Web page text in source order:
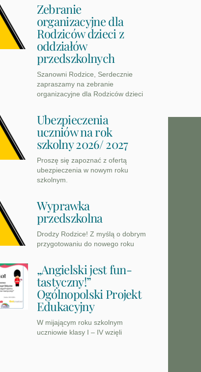
Zebranie
organizacyjne dla
Rodziców dzieci z
oddziałów
przedszkolnych
Szanowni Rodzice, Serdecznie
zapraszamy na zebranie
organizacyjne dla Rodziców dzieci
Ubezpieczenia
uczniów na rok
szkolny 2026/ 2027
Proszę się zapoznać z ofertą
ubezpieczenia w nowym roku
szkolnym.
Wyprawka
przedszkolna
Drodzy Rodzice! Z myślą o dobrym
przygotowaniu do nowego roku
„Angielski jest fun-
tastyczny!”
Ogólnopolski Projekt
Edukacyjny
W mijającym roku szkolnym
uczniowie klasy I – IV wzięli